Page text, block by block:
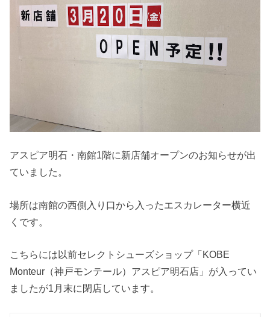
アスピア明石・南館1階に新店舗オープンのお知らせが出
ていました。
場所は南館の西側入り口から入ったエスカレーター横近
くです。
こちらには以前セレクトシューズショップ「KOBE
Monteur（神戸モンテール）アスピア明石店」が入ってい
ましたが1月末に閉店しています。